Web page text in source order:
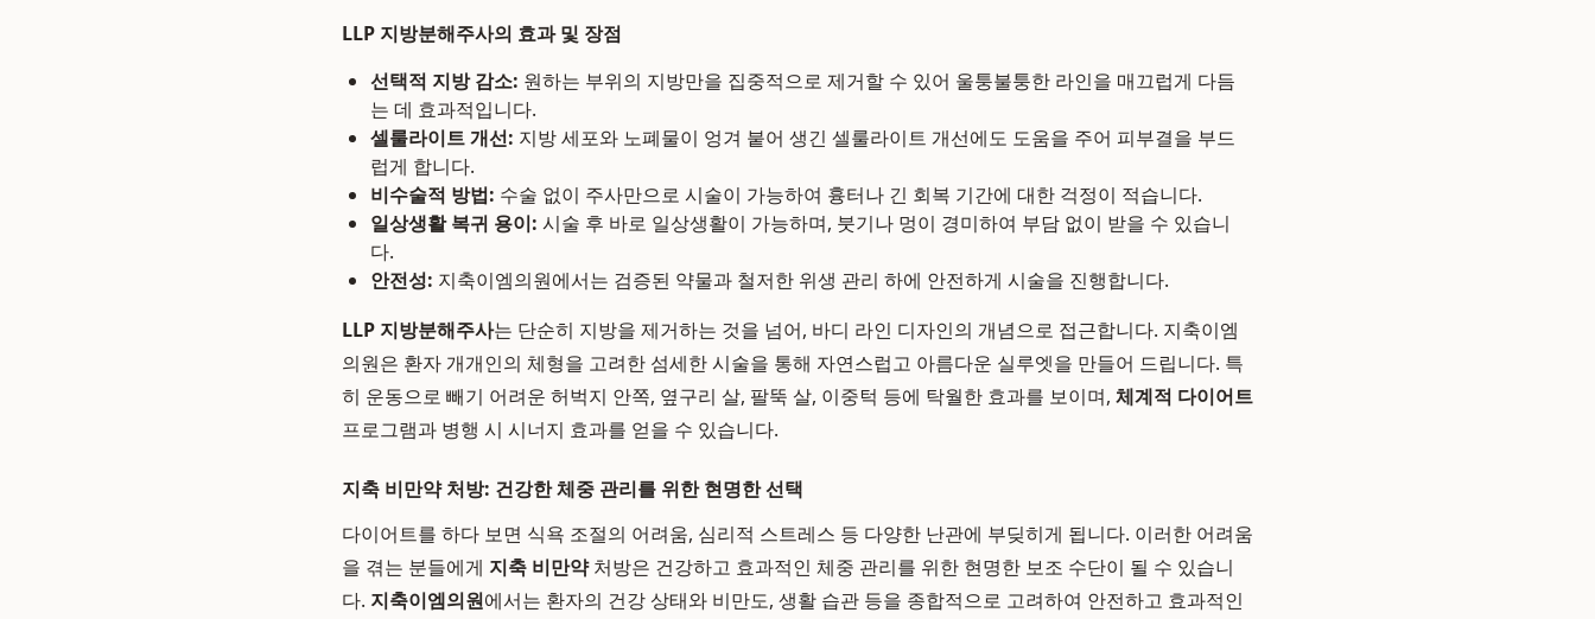
LLP 지방분해주사의 효과 및 장점
선택적 지방 감소: 원하는 부위의 지방만을 집중적으로 제거할 수 있어 울퉁불퉁한 라인을 매끄럽게 다듬
는 데 효과적입니다.
셀룰라이트 개선: 지방 세포와 노폐물이 엉겨 붙어 생긴 셀룰라이트 개선에도 도움을 주어 피부결을 부드
럽게 합니다.
비수술적 방법: 수술 없이 주사만으로 시술이 가능하여 흉터나 긴 회복 기간에 대한 걱정이 적습니다.
일상생활 복귀 용이: 시술 후 바로 일상생활이 가능하며, 붓기나 멍이 경미하여 부담 없이 받을 수 있습니
다.
안전성: 지축이엠의원에서는 검증된 약물과 철저한 위생 관리 하에 안전하게 시술을 진행합니다.
LLP 지방분해주사는 단순히 지방을 제거하는 것을 넘어, 바디 라인 디자인의 개념으로 접근합니다. 지축이엠
의원은 환자 개개인의 체형을 고려한 섬세한 시술을 통해 자연스럽고 아름다운 실루엣을 만들어 드립니다. 특
히 운동으로 빼기 어려운 허벅지 안쪽, 옆구리 살, 팔뚝 살, 이중턱 등에 탁월한 효과를 보이며, 체계적 다이어트
프로그램과 병행 시 시너지 효과를 얻을 수 있습니다.
지축 비만약 처방: 건강한 체중 관리를 위한 현명한 선택
다이어트를 하다 보면 식욕 조절의 어려움, 심리적 스트레스 등 다양한 난관에 부딪히게 됩니다. 이러한 어려움
을 겪는 분들에게 지축 비만약처방은 건강하고 효과적인 체중 관리를 위한 현명한 보조 수단이 될 수 있습니
다. 지축이엠의원에서는 환자의 건강 상태와 비만도, 생활 습관 등을 종합적으로 고려하여 안전하고 효과적인